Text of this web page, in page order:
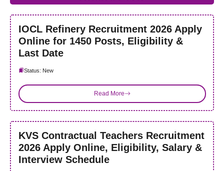
IOCL Refinery Recruitment 2026 Apply
Online for 1450 Posts, Eligibility &
Last Date
Status: New
Read More
KVS Contractual Teachers Recruitment
2026 Apply Online, Eligibility, Salary &
Interview Schedule